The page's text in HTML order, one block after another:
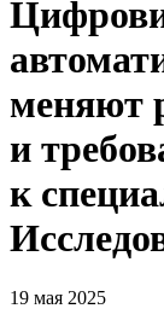
меняют
и
к
19 мая 2025